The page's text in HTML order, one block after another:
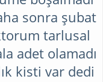
sonra şubat
tarlusal
adet olamadı
kisti var dedi